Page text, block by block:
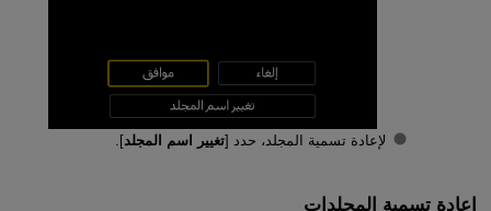
لإعادة تسمية المجلد، حدد [تغيير اسم المجلد].
إعادة تسمية المجلدات